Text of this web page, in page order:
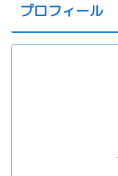
プロフィール